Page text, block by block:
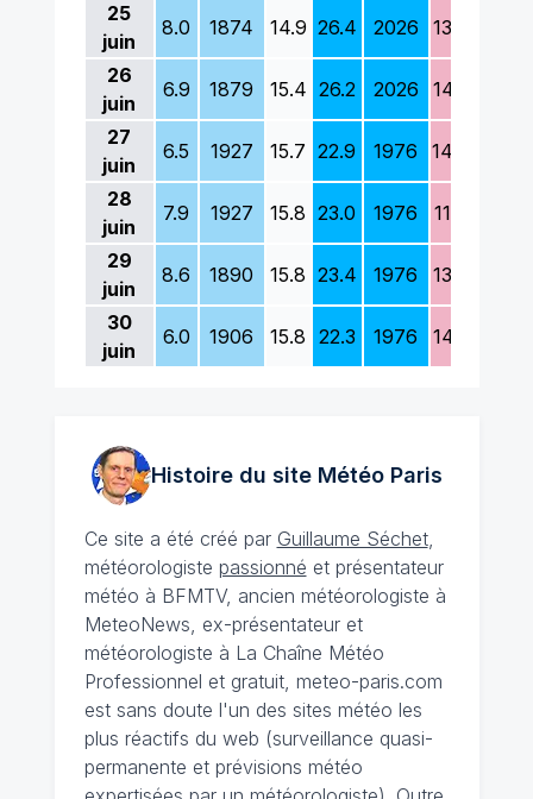
25
juin
8.0 1874 14.9 26.4 2026 13.7
26
juin
6.9 1879 15.4 26.2 2026 14.0
27
juin
6.5 1927 15.7 22.9 1976 14.4
28
juin
7.9 1927 15.8 23.0 1976 11.9
29
juin
8.6 1890 15.8 23.4 1976 13.4
30
juin
6.0 1906 15.8 22.3 1976 14.6
Histoire du site MétéoParis
Ce site a été créé par Guillaume Séchet,
météorologiste passionné et présentateur
météo à BFMTV, ancien météorologiste à
MeteoNews, ex-présentateur et
météorologiste à La Chaîne Météo
Professionnel et gratuit, meteo-paris.com
est sans doute l'un des sites météo les
plus réactifs du web (surveillance quasi-
permanente et prévisions météo